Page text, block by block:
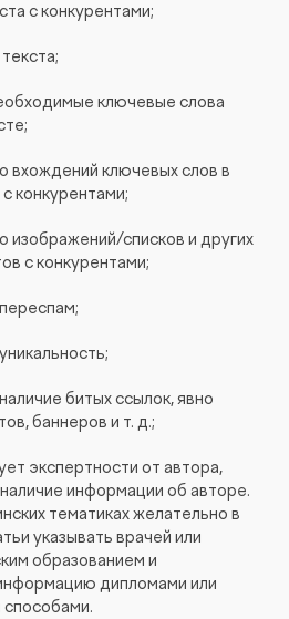
с конкурентами;
ключевые слова
вхождений ключевых слов в
конкурентами;
изображений/списков и других
с конкурентами;
битых ссылок, явно
баннеров и т. д.;
экспертности от автора,
информации об авторе.
тематиках желательно в
указывать врачей или
образованием и
дипломами или